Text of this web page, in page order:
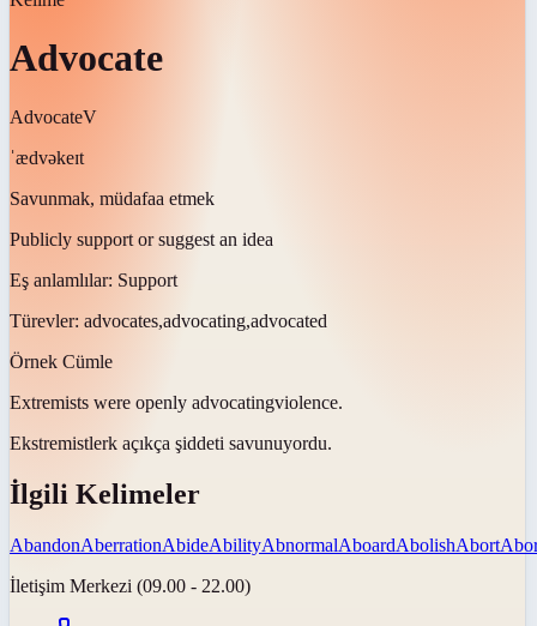
Advocate
AdvocateV
ˈædvəkeɪt
Savunmak, müdafaa etmek
Publicly support or suggest an idea
Eş anlamlılar: Support
Türevler: advocates,advocating,advocated
Örnek Cümle
Extremists were openly advocatingviolence.
Ekstremistlerk açıkça şiddeti savunuyordu.
İlgili Kelimeler
AbandonAberrationAbideAbilityAbnormalAboardAbolishAbort
İletişim Merkezi (09.00 - 22.00)